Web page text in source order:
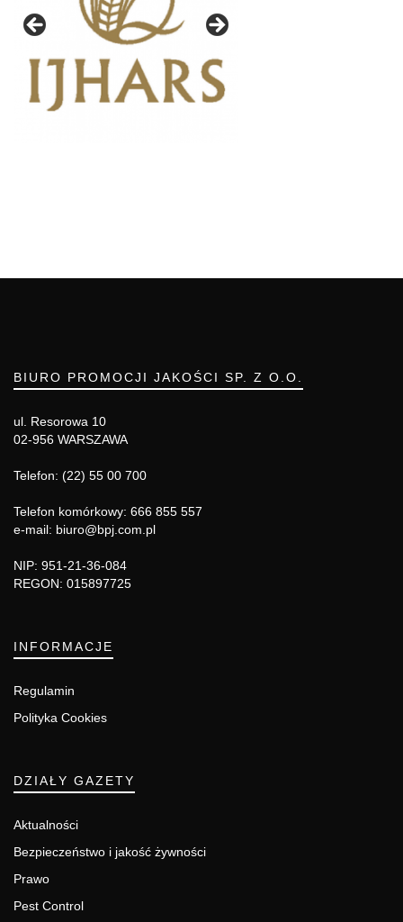
BIURO PROMOCJI JAKOŚCI SP. Z O.O.
ul. Resorowa 10
02-956 WARSZAWA
Telefon: (22) 55 00 700
Telefon komórkowy: 666 855 557
e-mail: biuro@bpj.com.pl
NIP: 951-21-36-084
REGON: 015897725
INFORMACJE
Regulamin
Polityka Cookies
DZIAŁY GAZETY
Aktualności
Bezpieczeństwo i jakość żywności
Prawo
Pest Control